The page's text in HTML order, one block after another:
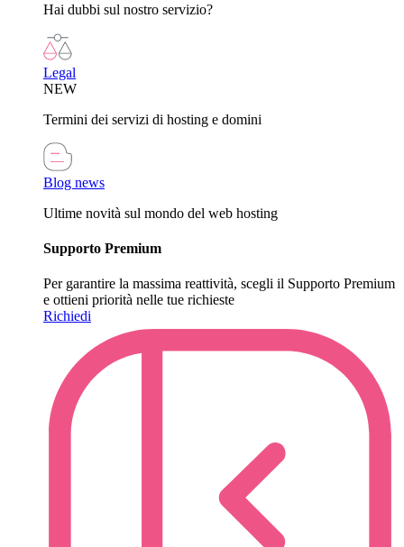
Hai dubbi sul nostro servizio?
Legal
NEW
Termini dei servizi di hosting e domini
Blog news
Ultime novità sul mondo del web hosting
Supporto Premium
Per garantire la massima reattività, scegli il Supporto Premium
e ottieni priorità nelle tue richieste
Richiedi